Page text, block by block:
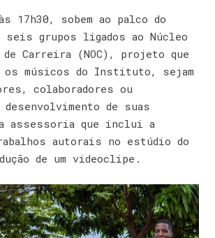
17h30, sobem ao palco do
seis grupos ligados ao Núcleo
de Carreira (NOC), projeto que
músicos do Instituto, sejam
colaboradores ou
de suas
assessoria que inclui a
autorais no estúdio do
de um videoclipe.